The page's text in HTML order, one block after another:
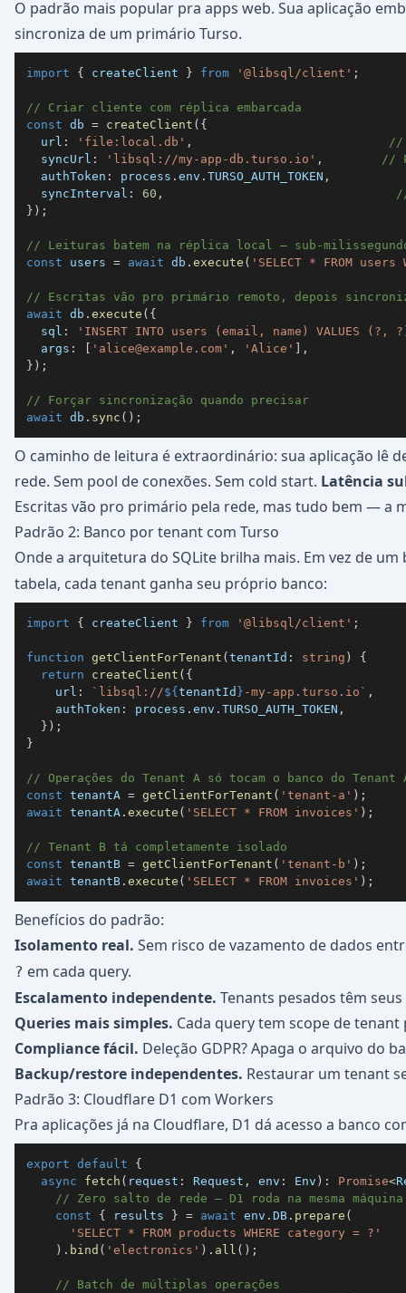
O padrão mais popular pra apps web. Sua aplicação
sincroniza de um primário Turso.
import { createClient } from '@libsql/client' ;
// Criar cliente com réplica embarcada
const db = createClient ( {
  url
: 'file:local.db' ,
//
  syncUrl
: 'libsql://my-app-db.turso.io' ,
//
  authToken
: process . env . TURSO_AUTH_TOKEN ,
  syncInterval
: 60 ,
} ) ;
// Leituras batem na réplica local — sub-
const users = await db . execute ( 'SELECT * FROM
// Escritas vão pro primário remoto, depois
await db . execute ( {
  sql
:
'INSERT INTO users (email, name) VALUES (?,
  args
: [ ' alice@example.com ' , 'Alice' ] ,
} ) ;
// Forçar sincronização quando precisar
await db . sync ( ) ;
O caminho de leitura é extraordinário: sua aplicação lê
rede. Sem pool de conexões. Sem cold start. Latência
Escritas vão pro primário pela rede, mas tudo bem — a
Padrão 2: Banco por tenant com Turso
Onde a arquitetura do SQLite brilha mais. Em vez de
tabela, cada tenant ganha seu próprio banco:
import { createClient } from '@libsql/client' ;
function getClientForTenant (tenantId : string )
{
return
createClient ( {
    url
: ` libsql://${tenantId } -my-app.turso.io ` ,
    authToken
: process . env . TURSO_AUTH_TOKEN ,
} ) ;
}
// Operações do Tenant A só tocam o banco do Tenant
const tenantA = getClientForTenant ( 'tenant-a' ) ;
await tenantA . execute ( 'SELECT * FROM invoices' ) ;
// Tenant B tá completamente isolado
const tenantB = getClientForTenant ( 'tenant-b' ) ;
await tenantB . execute ( 'SELECT * FROM invoices' ) ;
Benefícios do padrão:
Isolamento real. Sem risco de vazamento de dados
? em cada query.
Escalamento independente. Tenants pesados têm
Queries mais simples. Cada query tem scope de
Compliance fácil. Deleção GDPR? Apaga o arquivo do
Backup/restore independentes. Restaurar um tenant
Padrão 3: Cloudflare D1 com Workers
Pra aplicações já na Cloudflare, D1 dá acesso a banco
export default
{
async
fetch ( request : Request , env : Env ) : Promise<
// Zero salto de rede — D1 roda na mesma
const
{ results } = await env . DB . prepare (
'SELECT * FROM products WHERE category = ?'
) . bind ( 'electronics' ) . all ( ) ;
// Batch de múltiplas operações